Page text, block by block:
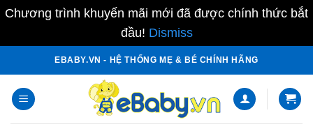
Chương trình khuyến mãi mới đã được chính thức bắt
đầu! Dismiss
content
EBABY.VN - HỆ THỐNG MẸ & BÉ CHÍNH HÃNG